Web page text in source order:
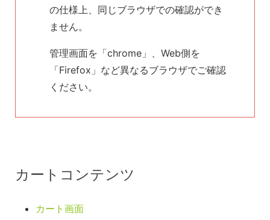
の仕様上、同じブラウザでの確認ができ
ません。
管理画面を「chrome」、Web側を
「Firefox」など異なるブラウザでご確認
ください。
カートコンテンツ
カート画面